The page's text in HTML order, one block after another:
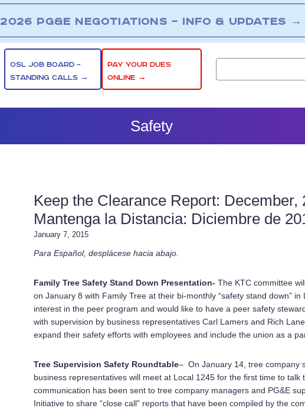
2026 PG&E NEGOTIATIONS – INFO & UPDATES →
OSL JOB BOARD –
STANDING CALLS →
PAY YOUR DUES
ONLINE →
Safety
Keep the Clearance Report: December,
Mantenga la Distancia: Diciembre de
January 7, 2015
Para Español, desplácese hacia abajo.
Family Tree Safety Stand Down Presentation- The KTC committee
on January 8 with Family Tree at their bi-monthly “safety stand down”
interest in the peer program and would like to have a peer safety
with supervision by business representatives Carl Lamers and Rich
expand their safety efforts with employees and include the union as a
Tree Supervision Safety Roundtable– On January 14, tree company
business representatives will meet at Local 1245 for the first time to talk
communication has been sent to tree company managers and PG&E
Initiative to share “close call” reports that have been compiled by the